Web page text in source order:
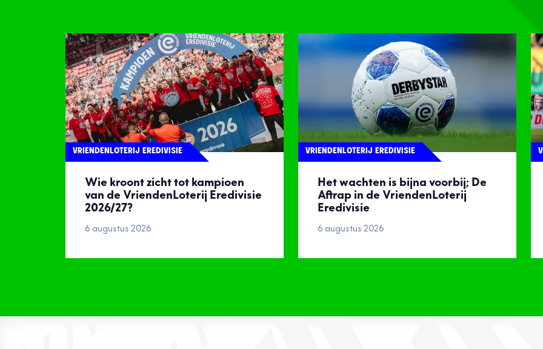
Wie kroont zicht tot kampioen
van de VriendenLoterij Eredivisie
2026/27?
VRIENDENLOTERIJ EREDIVISIE
6 augustus 2026
Het wachten is bijna voorbij; De
Aftrap in de VriendenLoterij
Eredivisie
VRIENDENLOTERIJ EREDIVISIE
6 augustus 2026